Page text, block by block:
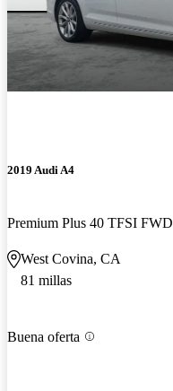
2019 Audi A4
Premium Plus 40 TFSI FWD
West Covina, CA
81 millas
Buena oferta